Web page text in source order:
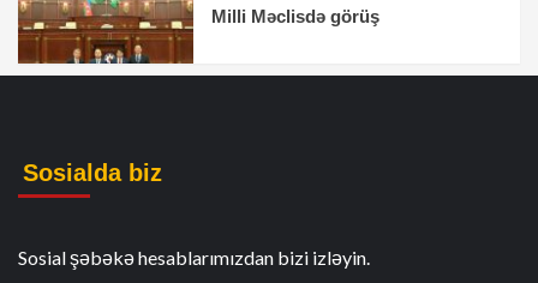
Milli Məclisdə görüş
Sosialda biz
Sosial şəbəkə hesablarımızdan bizi izləyin.